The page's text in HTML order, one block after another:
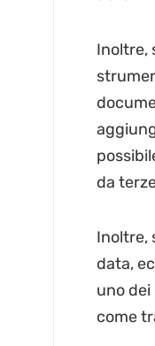
Inoltre,
da
Inoltre,
data,
uno
come